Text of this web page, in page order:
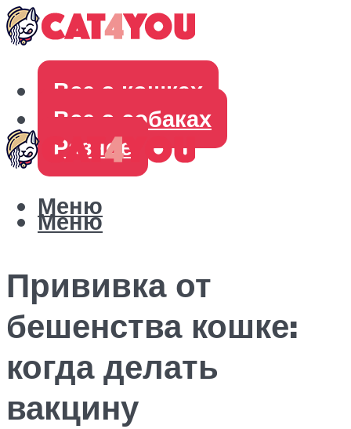
Все о кошках
Все о собаках
Разное
Меню
Меню
Прививка от
бешенства кошке:
когда делать
вакцину